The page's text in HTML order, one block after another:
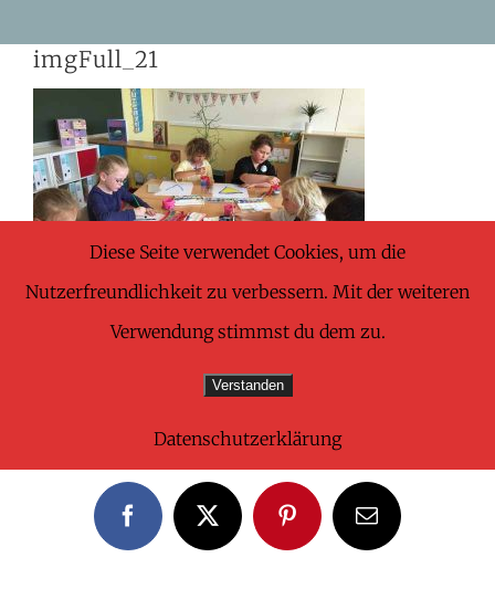
imgFull_21
Share This Wonderful Life Event!
FacebookX PinterestE-
Mail
Diese Seite verwendet Cookies, um die
Nutzerfreundlichkeit zu verbessern. Mit der weiteren
Verwendung stimmst du dem zu.
Verstanden
Datenschutzerklärung